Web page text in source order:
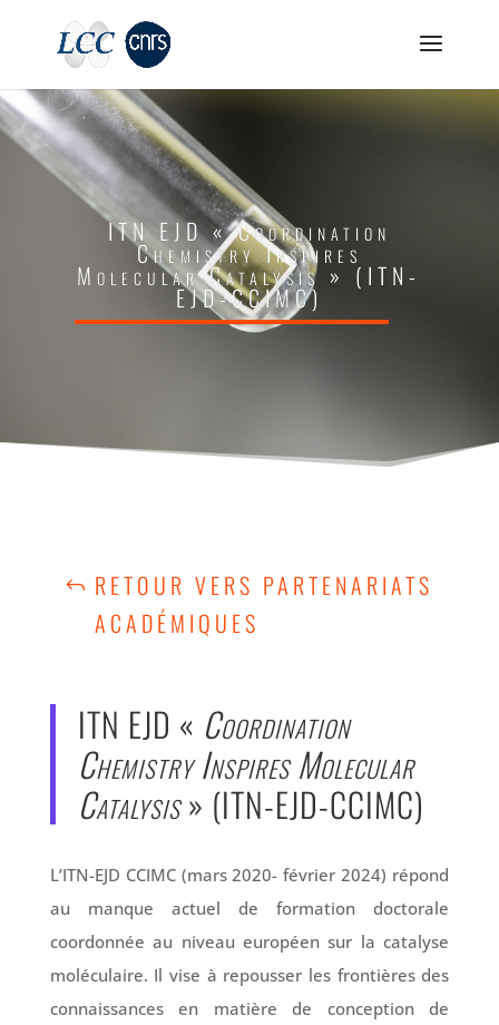
ITN EJD « Coordination
Chemistry Inspires
Molecular Catalysis » (ITN-
EJD-CCIMC)
RETOUR VERS PARTENARIATS
ACADÉMIQUES
ITN EJD « Coordination
Chemistry Inspires Molecular
Catalysis» (ITN-EJD-CCIMC)
L’ITN-EJD CCIMC (mars 2020- février 2024) répond
au manque actuel de formation doctorale
coordonnée au niveau européen sur la catalyse
moléculaire. Il vise à repousser les frontières des
connaissances en matière de conception de